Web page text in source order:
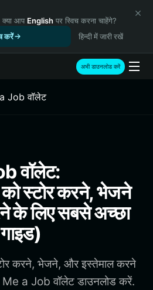
आप English पर स्विच करना चाहेंगे?
करें
हिन्दी में जारी रखें
अभी डाउनलोड करें
Job वॉलेट
वॉलेट:
स्टोर करने, भेजने
के लिए सबसे अच्छा
करने, भेजने, और इस्तेमाल करने
a Job वॉलेट डाउनलोड करें.